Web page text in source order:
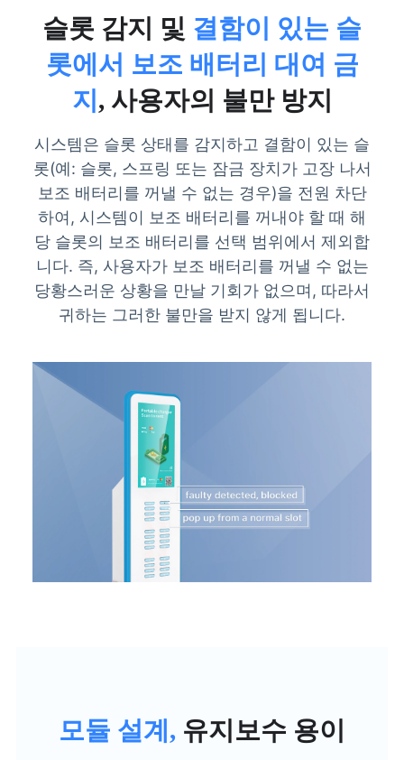
슬롯 감지 및 결함이 있는 슬
롯에서 보조 배터리 대여 금
지 , 사용자의 불만 방지
시스템은 슬롯 상태를 감지하고 결함이 있는 슬
롯(예: 슬롯, 스프링 또는 잠금 장치가 고장 나서
보조 배터리를 꺼낼 수 없는 경우)을 전원 차단
하여, 시스템이 보조 배터리를 꺼내야 할 때 해
당 슬롯의 보조 배터리를 선택 범위에서 제외합
니다. 즉, 사용자가 보조 배터리를 꺼낼 수 없는
당황스러운 상황을 만날 기회가 없으며, 따라서
귀하는 그러한 불만을 받지 않게 됩니다.
모듈 설계, 유지보수 용이